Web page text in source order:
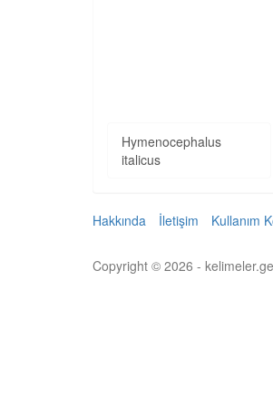
Hymenocephalus
italicus
Hakkında İletişim Kullanım
Copyright © 2026 -